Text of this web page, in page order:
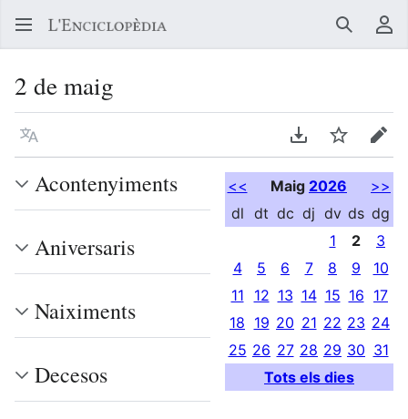
Buscar
2 de maig
Llegir en un atre idioma Descarregar en
Vigilar
<< Maig 2026
>>
dl dt dc dj dv ds dg
1
2
3
4
5 6 7 8 9
10
11
12 13 14 15 16 17
18 19 20 21 22 23 24
25 26 27 28 29 30 31
Tots els dies
Acontenyiments
Aniversaris
Naiximents
Decesos